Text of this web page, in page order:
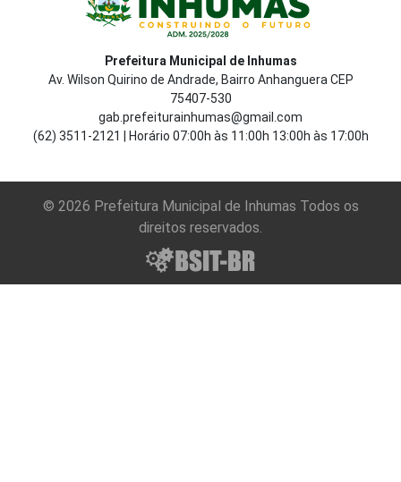
Prefeitura Municipal de Inhumas
Av. Wilson Quirino de Andrade, Bairro Anhanguera CEP
75407-530
gab.prefeiturainhumas@gmail.com
(62) 3511-2121 | Horário 07:00h às 11:00h 13:00h às 17:00h
© 2026 Prefeitura Municipal de Inhumas Todos os
direitos reservados.